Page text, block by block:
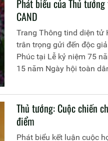
Phát biểu của Thủ
CAND
Trang Thông tind diện tử
trân trọng gửi đến độc
Phúc tại Lễ kỷ niệm 75
15 năm Ngày hội toàn
Thủ tướng: Cuộc chiến
điểm
Phát biểu kết luận cuộc